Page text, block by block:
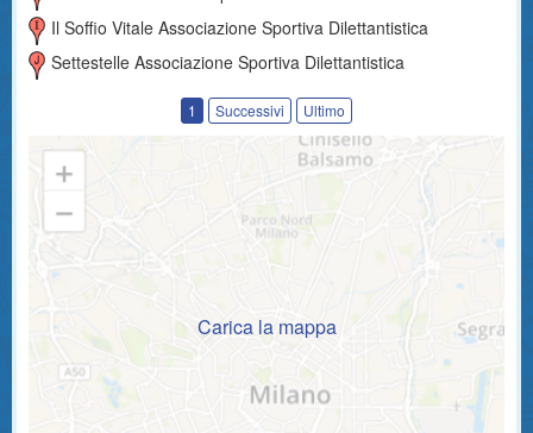
Il Soffio Vitale Associazione Sportiva Dilettantistica
Settestelle Associazione Sportiva Dilettantistica
1 Successivi Ultimo
Carica la mappa